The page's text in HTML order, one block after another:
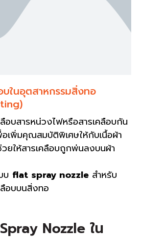
บในอุตสาหกรรมสิ่งทอ
อบสารหน่วงไฟหรือสารเคลือบกัน
เพิ่มคุณสมบัติพิเศษให้กับเนื้อผ้า
ยให้สารเคลือบถูกพ่นลงบนผ้า
บ flat spray nozzle สำหรับ
อบบนสิ่งทอ
Nozzle ใน